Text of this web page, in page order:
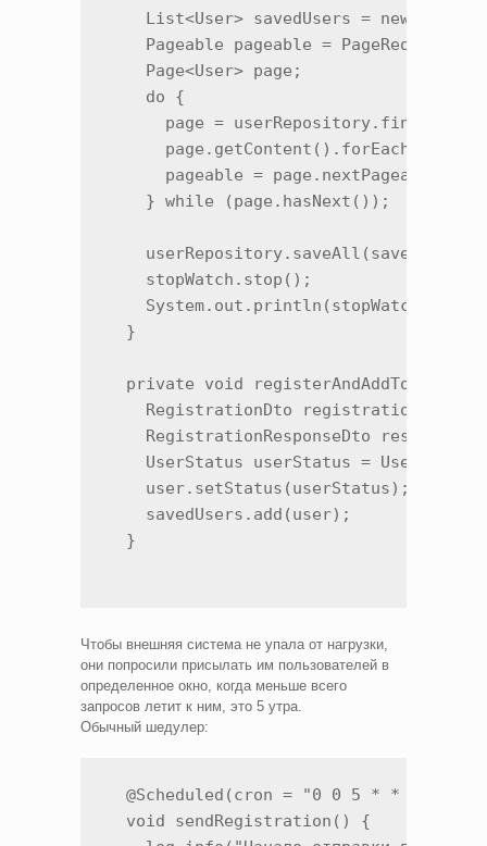
List<User> savedUsers = new
Pageable pageable =
    Page<User> page;
    do {
page =
page.getContent().forEach(user
      pageable = page.nextPageable();
    } while (page.hasNext());
    userRepository.saveAll(savedUsers);
    stopWatch.stop();
  }
private void
RegistrationDto registrationDto =
RegistrationResponseDto response
UserStatus userStatus =
    user.setStatus(userStatus);
    savedUsers.add(user);
  }
Чтобы внешняя система не упала от нагрузки,
они попросили присылать им пользователей в
определенное окно, когда меньше всего
запросов летит к ним, это 5 утра.
Обычный шедулер:
@Scheduled(cron = "0 0 5 * * *") //
  void sendRegistration() {